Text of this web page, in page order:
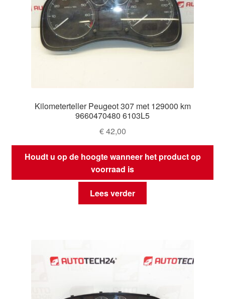
Kilometerteller Peugeot 307 met 129000 km
9660470480 6103L5
€42,00
Houdt u op de hoogte wanneer het product op
voorraad is
Lees verder